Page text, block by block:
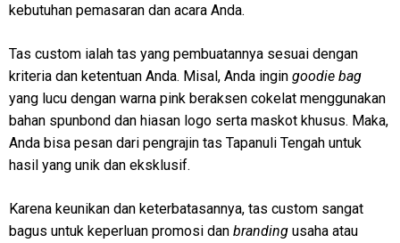
kebutuhan pemasaran dan acara Anda.
Tas custom ialah tas yang pembuatannya sesuai dengan
kriteria dan ketentuan Anda. Misal, Anda ingin goodie bag
yang lucu dengan warna pink beraksen cokelat menggunakan
bahan spunbond dan hiasan logo serta maskot khusus. Maka,
Anda bisa pesan dari pengrajin tas Tapanuli Tengah untuk
hasil yang unik dan eksklusif.
Karena keunikan dan keterbatasannya, tas custom sangat
bagus untuk keperluan promosi dan branding usaha atau